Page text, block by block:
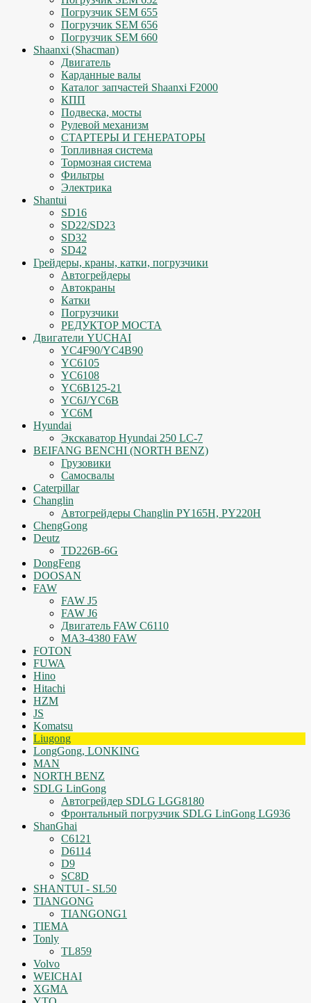
Погрузчик SEM 655
Погрузчик SEM 656
Погрузчик SEM 660
Shaanxi (Shacman)
Двигатель
Карданные валы
Каталог запчастей Shaanxi F2000
КПП
Подвеска, мосты
Рулевой механизм
СТАРТЕРЫ И ГЕНЕРАТОРЫ
Топливная система
Тормозная система
Фильтры
Электрика
Shantui
SD16
SD22/SD23
SD32
SD42
Грейдеры, краны, катки, погрузчики
Автогрейдеры
Автокраны
Катки
Погрузчики
РЕДУКТОР МОСТА
Двигатели YUCHAI
YC4F90/YC4B90
YC6105
YC6108
YC6B125-21
YC6J/YC6B
YC6M
Hyundai
Экскаватор Hyundai 250 LC-7
BEIFANG BENCHI (NORTH BENZ)
Грузовики
Самосвалы
Caterpillar
Changlin
Автогрейдеры Changlin PY165H, PY220H
ChengGong
Deutz
TD226B-6G
DongFeng
DOOSAN
FAW
FAW J5
FAW J6
Двигатель FAW C6110
МАЗ-4380 FAW
FOTON
FUWA
Hino
Hitachi
HZM
JS
Komatsu
Liugong
LongGong, LONKING
MAN
NORTH BENZ
SDLG LinGong
Автогрейдер SDLG LGG8180
Фронтальный погрузчик SDLG LinGong LG936
ShanGhai
C6121
D6114
D9
SC8D
SHANTUI - SL50
TIANGONG
TIANGONG1
TIEMA
Tonly
TL859
Volvo
WEICHAI
XGMA